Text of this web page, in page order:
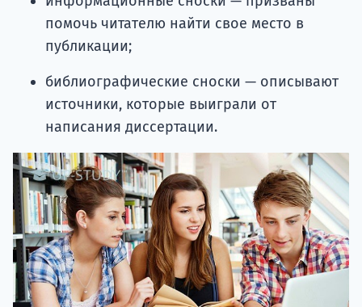
помочь читателю найти свое место в
публикации;
библиографические сноски — описывают
источники, которые выиграли от
написания диссертации.